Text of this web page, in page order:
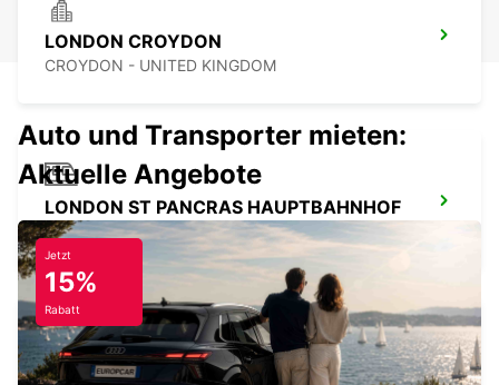
LONDON CROYDON
CROYDON - UNITED KINGDOM
LONDON ST PANCRAS HAUPTBAHNHOF
LONDON - UNITED KINGDOM
LONDON VICTORIA HAUPTBAHNHOF
Auto und Transporter mieten:
Aktuelle Angebote
Jetzt
15%
Rabatt